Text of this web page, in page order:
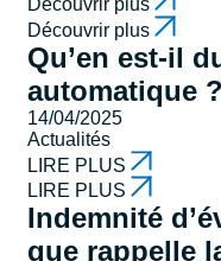
Découvrir plus
Qu’en est-il
automatique ?
14/04/2025
Actualités
LIRE PLUS
LIRE PLUS
Indemnité
que rappelle